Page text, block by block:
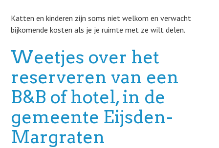
Katten en kinderen zijn soms niet welkom en verwacht
bijkomende kosten als je je ruimte met ze wilt delen.
Weetjes over het
reserveren van een
B&B of hotel, in de
gemeente Eijsden-
Margraten